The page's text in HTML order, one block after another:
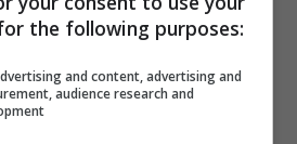
uno dei talenti più
della Fiorenitna.
the following purposes:
and content, advertising and
audience research and